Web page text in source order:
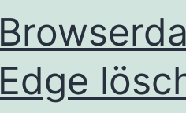
Edge